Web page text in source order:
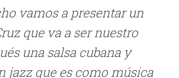
vamos a presentar un
que va a ser nuestro
una salsa cubana y
jazz que es como música